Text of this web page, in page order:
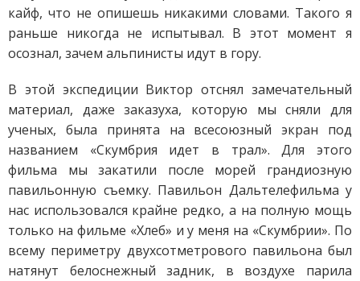
кайф, что не опишешь никакими словами. Такого я
раньше никогда не испытывал. В этот момент я
осознал, зачем альпинисты идут в гору.
В этой экспедиции Виктор отснял замечательный
материал, даже заказуха, которую мы сняли для
ученых, была принята на всесоюзный экран под
названием «Скумбрия идет в трал». Для этого
фильма мы закатили после морей грандиозную
павильонную съемку. Павильон Дальтелефильма у
нас использовался крайне редко, а на полную мощь
только на фильме «Хлеб» и у меня на «Скумбрии». По
всему периметру двухсотметрового павильона был
натянут белоснежный задник, в воздухе парила